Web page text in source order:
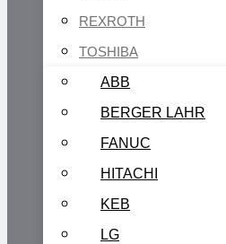
REXROTH
TOSHIBA
ABB
BERGER LAHR
FANUC
HITACHI
KEB
LG